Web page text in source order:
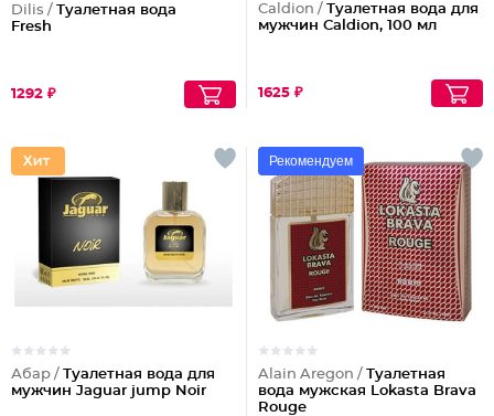
Dilis / Туалетная вода
Fresh
1292 ₽
Caldion / Туалетная вода для
мужчин Caldion, 100 мл
1625 ₽
Абар / Туалетная вода для
мужчин Jaguar jump Noir
Рекомендуем
Alain Aregon / Туалетная
вода мужская Lokasta Brava
Rouge